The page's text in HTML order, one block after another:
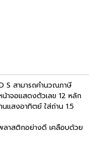
S สามารถคำนวณภาษี
น้าจอแสดงตัวเลข 12 หลัก
แสงอาทิตย์ ใส่ถ่าน 1.5
าสติกอย่างดี เคลือบด้วย